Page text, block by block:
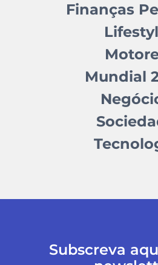
Finanças
Mundial
Subscreva